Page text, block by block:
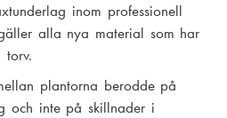
inom professionell
alla nya material som har
torv.
plantorna berodde på
och inte på skillnader i